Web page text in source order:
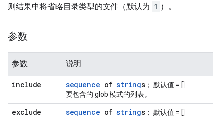
则结果中将省略目录类型的文件（默认为 1 ）。
参数
参数 说明
include sequence of strings ； 默认值 = []
要包含的 glob 模式的列表。
exclude sequence of strings ； 默认值 = []